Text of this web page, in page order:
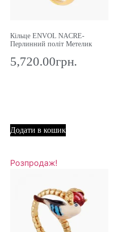
Кільце ENVOL NACRE-
Перлинний політ Метелик
5,720.00грн.
Додати в кошик
Розпродаж!